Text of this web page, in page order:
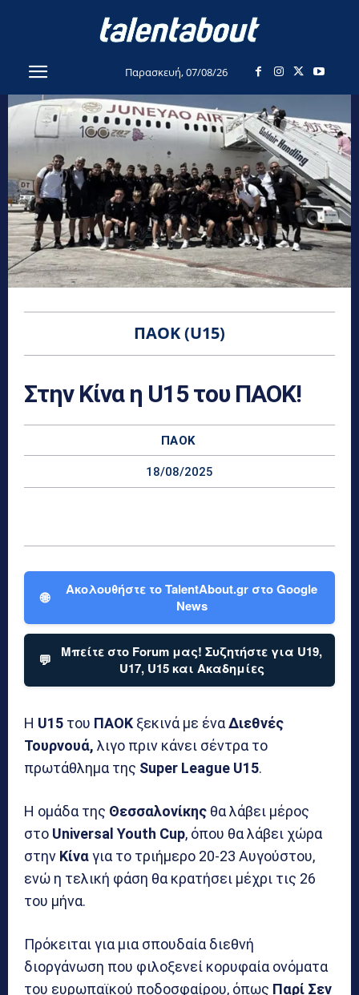
Παρασκευή, 07/08/26
ΠΑΟΚ (U15)
Στην Κίνα η U15 του ΠΑΟΚ!
ΠΑΟΚ
18/08/2025
🌐
Ακολουθήστε το TalentAbout.gr στο Google
News
💬
Μπείτε στο Forum μας! Συζητήστε για U19,
U17, U15 και Ακαδημίες
Η U15 του ΠΑΟΚ ξεκινά με έναΔιεθνές
Τουρνουά, λιγο πριν κάνει σέντρα το
πρωτάθλημα της Super League U15.
Η ομάδα της Θεσσαλονίκης θα λάβει μέρος
στο Universal Youth Cup, όπου θα λάβει χώρα
στην Κίναγια το τριήμερο 20-23 Αυγούστου,
ενώ η τελική φάση θα κρατήσει μέχρι τις 26
του μήνα.
Πρόκειται για μια σπουδαία διεθνή
διοργάνωση που φιλοξενεί κορυφαία ονόματα
του ευρωπαϊκού ποδοσφαίρου, όπως Παρί Σεν